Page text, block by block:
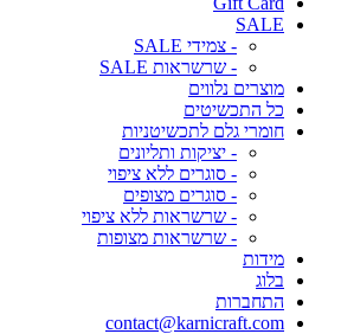
SALE
- צמידי SALE
- שרשראות SALE
מוצרים נלווים
כל התכשיטים
חומרי גלם לתכשיטניות
- יציקות ותליונים
- סוגרים ללא ציפוי
- סוגרים מצופים
- שרשראות ללא ציפוי
- שרשראות מצופות
מידות
בלוג
התחברות
contact@karnicraft.com